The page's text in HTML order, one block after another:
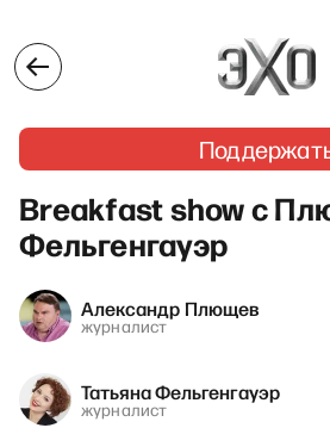
Breakfast show с
Фельгенгауэр
Александр Плющев
журналист
Татьяна Фельгенгауэр
журналист